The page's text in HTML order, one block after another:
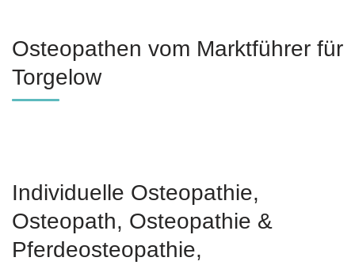
Osteopathen vom Marktführer für
Torgelow
Individuelle Osteopathie,
Osteopath, Osteopathie &
Pferdeosteopathie,